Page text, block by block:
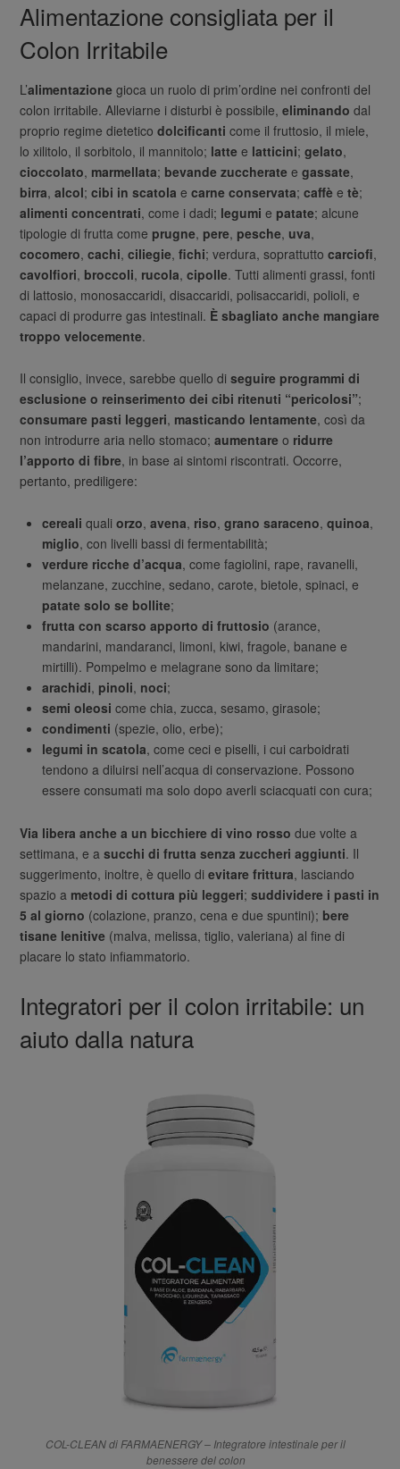
Alimentazione consigliata per il
Colon Irritabile
L’alimentazione gioca un ruolo di prim’ordine nei confronti del
colon irritabile. Alleviarne i disturbi è possibile,eliminando dal
proprio regime dieteticodolcificanti come il fruttosio, il miele,
lo xilitolo, il sorbitolo, il mannitolo; latte e latticini;gelato,
cioccolato, marmellata; bevande zuccherate egassate,
birra,alcol;cibi in scatola ecarne conservata;caffè etè;
alimenti concentrati, come i dadi; legumi e patate; alcune
tipologie di frutta come prugne, pere, pesche, uva,
cocomero,cachi,ciliegie,fichi; verdura, soprattuttocarciofi,
cavolfiori, broccoli, rucola,cipolle. Tutti alimenti grassi, fonti
di lattosio, monosaccaridi, disaccaridi, polisaccaridi, polioli, e
capaci di produrre gas intestinali. È sbagliato anche mangiare
troppo velocemente.
Il consiglio, invece, sarebbe quello diseguire programmi di
esclusione o reinserimento dei cibi ritenuti “pericolosi”;
consumare pasti leggeri, masticando lentamente, così da
non introdurre aria nello stomaco;aumentare o ridurre
l’apporto di fibre, in base ai sintomi riscontrati. Occorre,
pertanto, prediligere:
cereali qualiorzo,avena, riso,grano saraceno,quinoa,
miglio, con livelli bassi di fermentabilità;
verdure ricche d’acqua, come fagiolini, rape, ravanelli,
melanzane, zucchine, sedano, carote, bietole, spinaci, e
patate solo se bollite;
frutta con scarso apporto di fruttosio (arance,
mandarini, mandaranci, limoni, kiwi, fragole, banane e
mirtilli). Pompelmo e melagrane sono da limitare;
arachidi, pinoli, noci;
semi oleosi come chia, zucca, sesamo, girasole;
condimenti (spezie, olio, erbe);
legumi in scatola, come ceci e piselli, i cui carboidrati
tendono a diluirsi nell’acqua di conservazione. Possono
essere consumati ma solo dopo averli sciacquati con cura;
Via libera anche a un bicchiere di vino rosso due volte a
settimana, e asucchi di frutta senza zuccheri aggiunti. Il
suggerimento, inoltre, è quello dievitare frittura, lasciando
spazio a metodi di cottura più leggeri;suddividere i pasti in
5 al giorno (colazione, pranzo, cena e due spuntini); bere
tisane lenitive (malva, melissa, tiglio, valeriana) al fine di
placare lo stato infiammatorio.
Integratori per il colon irritabile: un
aiuto dalla natura
COL-CLEAN di FARMAENERGY – Integratore intestinale per il
benessere del colon